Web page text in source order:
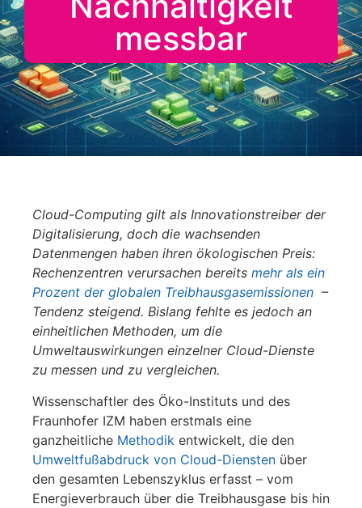
messbar
Cloud-Computing gilt als Innovationstreiber der
Digitalisierung, doch die wachsenden
Datenmengen haben ihren ökologischen Preis:
Rechenzentren verursachen bereits mehr als ein
Prozent der globalen Treibhausgasemissionen –
Tendenz steigend. Bislang fehlte es jedoch an
einheitlichen Methoden, um die
Umweltauswirkungen einzelner Cloud-Dienste
zu messen und zu vergleichen.
Wissenschaftler des Öko-Instituts und des
Fraunhofer IZM haben erstmals eine
ganzheitliche Methodik entwickelt, die den
Umweltfußabdruck von Cloud-Diensten über
den gesamten Lebenszyklus erfasst – vom
Energieverbrauch über die Treibhausgase bis hin